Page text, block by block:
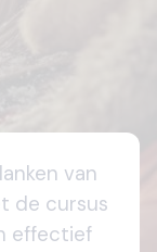
van
de cursus
effectief